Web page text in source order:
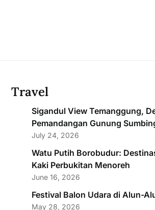
Travel
Sigandul View Temanggung,
Pemandangan Gunung
July 24, 2026
Watu Putih Borobudur:
Kaki Perbukitan Menoreh
June 16, 2026
Festival Balon Udara di Alun-
May 28, 2026